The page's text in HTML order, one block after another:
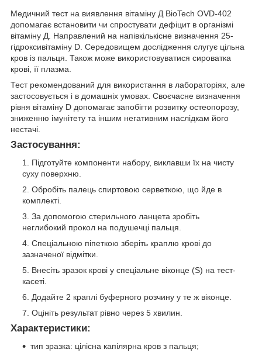
Медичний тест на виявлення вітаміну Д BioTech OVD-402
допомагає встановити чи спростувати дефіцит в організмі
вітаміну Д. Направлений на напівкількісне визначення 25-
гідроксивітаміну D. Середовищем дослідження слугує цільна
кров із пальця. Також може використовуватися сироватка
крові, її плазма.
Тест рекомендований для використання в лабораторіях, але
застосовується і в домашніх умовах. Своєчасне визначення
рівня вітаміну D допомагає запобігти розвитку остеопорозу,
зниженню імунітету та іншим негативним наслідкам його
нестачі.
Застосування:
Підготуйте компоненти набору, виклавши їх на чисту
суху поверхню.
Обробіть палець спиртовою серветкою, що йде в
комплекті.
За допомогою стерильного ланцета зробіть
неглибокий прокол на подушечці пальця.
Спеціальною піпеткою зберіть краплю крові до
зазначеної відмітки.
Внесіть зразок крові у спеціальне віконце (S) на тест-
касеті.
Додайте 2 краплі буферного розчину у те ж віконце.
Оцініть результат рівно через 5 хвилин.
Характеристики:
тип зразка: цілісна капілярна кров з пальця;